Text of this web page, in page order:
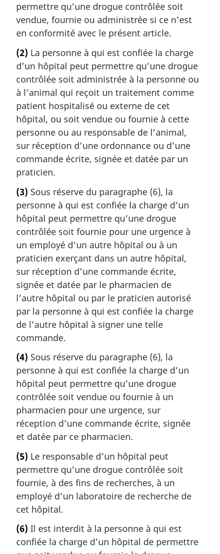
permettre qu’une drogue contrôlée soit
vendue, fournie ou administrée si ce n’est
en conformité avec le présent article.
(2) La personne à qui est confiée la charge
d’un hôpital peut permettre qu’une drogue
contrôlée soit administrée à la personne ou
à l’animal qui reçoit un traitement comme
patient hospitalisé ou externe de cet
hôpital, ou soit vendue ou fournie à cette
personne ou au responsable de l’animal,
sur réception d’une ordonnance ou d’une
commande écrite, signée et datée par un
praticien.
(3) Sous réserve du paragraphe (6), la
personne à qui est confiée la charge d’un
hôpital peut permettre qu’une drogue
contrôlée soit fournie pour une urgence à
un employé d’un autre hôpital ou à un
praticien exerçant dans un autre hôpital,
sur réception d’une commande écrite,
signée et datée par le pharmacien de
l’autre hôpital ou par le praticien autorisé
par la personne à qui est confiée la charge
de l’autre hôpital à signer une telle
commande.
(4) Sous réserve du paragraphe (6), la
personne à qui est confiée la charge d’un
hôpital peut permettre qu’une drogue
contrôlée soit vendue ou fournie à un
pharmacien pour une urgence, sur
réception d’une commande écrite, signée
et datée par ce pharmacien.
(5) Le responsable d’un hôpital peut
permettre qu’une drogue contrôlée soit
fournie, à des fins de recherches, à un
employé d’un laboratoire de recherche de
cet hôpital.
(6) Il est interdit à la personne à qui est
confiée la charge d’un hôpital de permettre